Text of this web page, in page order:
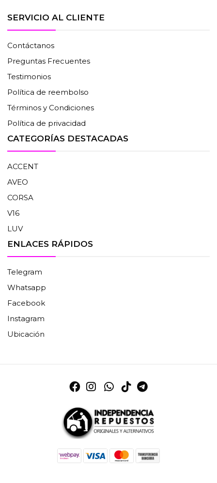
SERVICIO AL CLIENTE
Contáctanos
Preguntas Frecuentes
Testimonios
Política de reembolso
Términos y Condiciones
Política de privacidad
CATEGORÍAS DESTACADAS
ACCENT
AVEO
CORSA
V16
LUV
ENLACES RÁPIDOS
Telegram
Whatsapp
Facebook
Instagram
Ubicación